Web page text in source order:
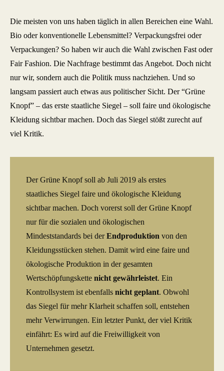
Die meisten von uns haben täglich in allen Bereichen eine Wahl.
Bio oder konventionelle Lebensmittel? Verpackungsfrei oder
Verpackungen? So haben wir auch die Wahl zwischen Fast oder
Fair Fashion. Die Nachfrage bestimmt das Angebot. Doch nicht
nur wir, sondern auch die Politik muss nachziehen. Und so
langsam passiert auch etwas aus politischer Sicht. Der “Grüne
Knopf” – das erste staatliche Siegel – soll faire und ökologische
Kleidung sichtbar machen. Doch das Siegel stößt zurecht auf
viel Kritik.
Der Grüne Knopf soll ab Juli 2019 als erstes
staatliches Siegel faire und ökologische Kleidung
sichtbar machen. Doch vorerst soll der Grüne Knopf
nur für die sozialen und ökologischen
Mindeststandards bei derEndproduktion von den
Kleidungsstücken stehen. Damit wird eine faire und
ökologische Produktion in der gesamten
Wertschöpfungskette nicht gewährleistet. Ein
Kontrollsystem ist ebenfalls nicht geplant. Obwohl
das Siegel für mehr Klarheit schaffen soll, entstehen
mehr Verwirrungen. Ein letzter Punkt, der viel Kritik
einfährt: Es wird auf die Freiwilligkeit von
Unternehmen gesetzt.